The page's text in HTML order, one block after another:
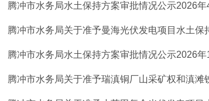
腾冲市水务局水土保持方案审批情况公示2026年
腾冲市水务局关于准予曼海光伏发电项目水土
腾冲市水务局水土保持方案审批情况公示2026年
腾冲市水务局关于准予瑞滇铜厂山采矿权和滇滩